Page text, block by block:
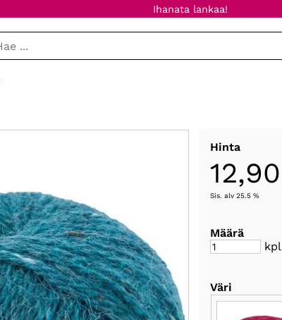
Ihanata lankaa!
Hinta
12,90
Sis. alv 25.5 %
Määrä
kpl
Väri